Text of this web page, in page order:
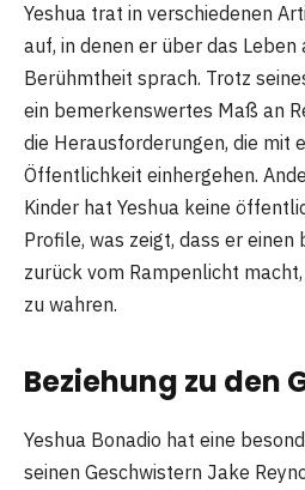
Yeshua trat in verschiedenen
auf, in denen er über das Leben
Berühmtheit sprach. Trotz
ein bemerkenswertes Maß an
die Herausforderungen, die mit
Öffentlichkeit einhergehen.
Kinder hat Yeshua keine
Profile, was zeigt, dass er einen
zurück vom Rampenlicht
zu wahren.
Beziehung zu den
Yeshua Bonadio hat eine
seinen Geschwistern Jake